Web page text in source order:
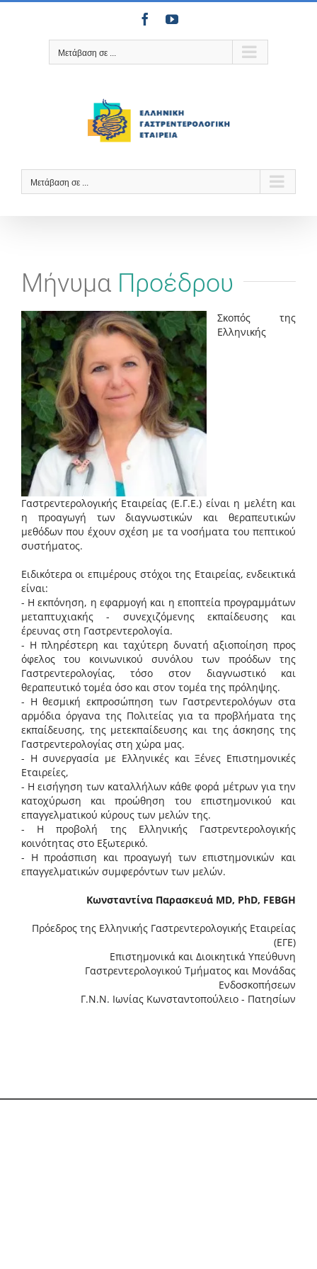
Μετάβαση
FacebookYouTube
Μετάβαση σε ...
Μετάβαση σε ...
Μήνυμα Προέδρου
Σκοπός της
Ελληνικής
Γαστρεντερολογικής Εταιρείας (Ε.Γ.Ε.) είναι η μελέτη και
η προαγωγή των διαγνωστικών και θεραπευτικών
μεθόδων που έχουν σχέση με τα νοσήματα του πεπτικού
συστήματος.
Ειδικότερα οι επιμέρους στόχοι της Εταιρείας, ενδεικτικά
είναι:
- Η εκπόνηση, η εφαρμογή και η εποπτεία προγραμμάτων
μεταπτυχιακής - συνεχιζόμενης εκπαίδευσης και
έρευνας στη Γαστρεντερολογία.
- Η πληρέστερη και ταχύτερη δυνατή αξιοποίηση προς
όφελος του κοινωνικού συνόλου των προόδων της
Γαστρεντερολογίας, τόσο στον διαγνωστικό και
θεραπευτικό τομέα όσο και στον τομέα της πρόληψης.
- Η θεσμική εκπροσώπηση των Γαστρεντερολόγων στα
αρμόδια όργανα της Πολιτείας για τα προβλήματα της
εκπαίδευσης, της μετεκπαίδευσης και της άσκησης της
Γαστρεντερολογίας στη χώρα μας.
- Η συνεργασία με Ελληνικές και Ξένες Επιστημονικές
Εταιρείες,
- Η εισήγηση των καταλλήλων κάθε φορά μέτρων για την
κατοχύρωση και προώθηση του επιστημονικού και
επαγγελματικού κύρους των μελών της.
- Η προβολή της Ελληνικής Γαστρεντερολογικής
κοινότητας στο Εξωτερικό.
- Η προάσπιση και προαγωγή των επιστημονικών και
επαγγελματικών συμφερόντων των μελών.
Κωνσταντίνα Παρασκευά MD, PhD, FEBGH
Πρόεδρος της Ελληνικής Γαστρεντερολογικής Εταιρείας
(ΕΓΕ)
Επιστημονικά και Διοικητικά Υπεύθυνη
Γαστρεντερολογικού Τμήματος και Μονάδας
Ενδοσκοπήσεων
Γ.N.N. Ιωνίας Κωνσταντοπούλειο - Πατησίων